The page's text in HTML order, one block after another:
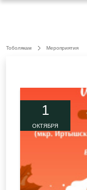
Тоболякам Мероприятия
1
ОКТЯБРЯ